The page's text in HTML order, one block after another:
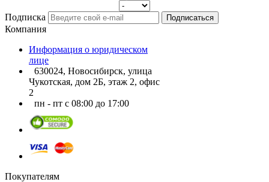
Подписка Подписаться
Компания
Информация о юридическом
лице
630024, Новосибирск, улица
Чукотская, дом 2Б, этаж 2, офис
2
пн - пт с 08:00 до 17:00
Покупателям